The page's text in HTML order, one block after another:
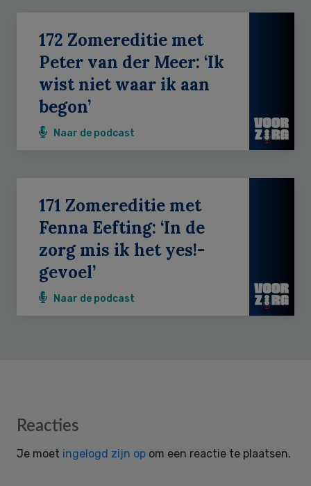
172 Zomereditie met
Peter van der Meer: ‘Ik
wist niet waar ik aan
begon’
Naar de podcast
171 Zomereditie met
Fenna Eefting: ‘In de
zorg mis ik het yes!-
gevoel’
Naar de podcast
Reader
Reacties
Je moet ingelogd zijn op om een reactie te plaatsen.